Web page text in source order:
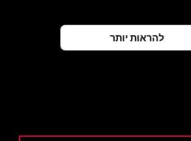
להראות יותר